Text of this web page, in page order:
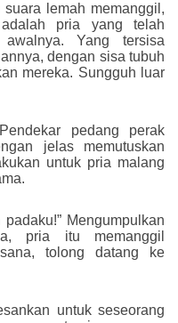
lemah memanggil,
pria yang telah
Yang tersisa
dengan sisa tubuh
mereka. Sungguh luar
pedang perak
jelas memutuskan
untuk pria malang
Mengumpulkan
pria itu memanggil
tolong datang ke
untuk seseorang